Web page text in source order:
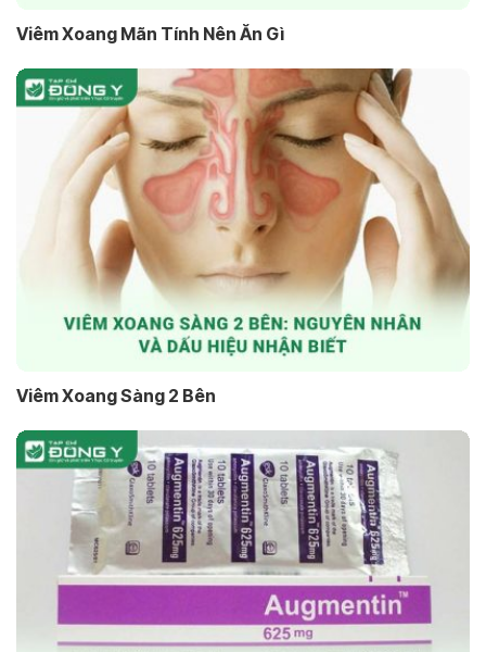
Viêm Xoang Mãn Tính Nên Ăn Gì
Viêm Xoang Sàng 2 Bên